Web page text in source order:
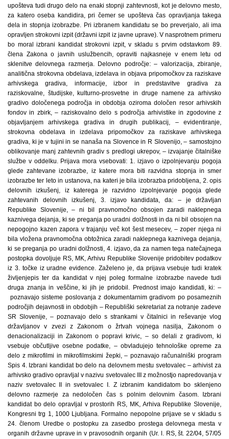
upošteva tudi drugo delo na enaki stopnji zahtevnosti, kot je delovno mesto,
za katero oseba kandidira, pri čemer se upošteva čas opravljanja takega
dela in stopnja izobrazbe. Pri izbranem kandidatu se bo preverjalo, ali ima
opravljen strokovni izpit (državni izpit iz javne uprave). V nasprotnem primeru
bo moral izbrani kandidat strokovni izpit, v skladu s prvim odstavkom 89.
člena Zakona o javnih uslužbencih, opraviti najkasneje v enem letu od
sklenitve delovnega razmerja. Delovno področje: – valorizacija, zbiranje,
analitična strokovna obdelava, izdelava in objava pripomočkov za raziskave
arhivskega gradiva, informacije, izbor in predstavitve gradiva za
raziskovalne, študijske, kulturno-prosvetne in druge namene za arhivsko
gradivo določenega področja in obdobja oziroma določen resor arhivskih
fondov in zbirk, – raziskovalno delo s področja arhivistike in zgodovine z
objavljanjem arhivskega gradiva in drugih publikacij, – evidentiranje,
strokovna obdelava in izdelava pripomočkov za raziskave arhivskega
gradiva, ki je v tujini in se nanaša na Slovence in R Slovenijo, – samostojno
oblikovanje manj zahtevnih gradiv s predlogi ukrepov, – izvajanje čitalniške
službe v oddelku. Prijava mora vsebovati: 1. izjavo o izpolnjevanju pogoja
glede zahtevane izobrazbe, iz katere mora biti razvidna stopnja in smer
izobrazbe ter leto in ustanova, na kateri je bila izobrazba pridobljena, 2. opis
delovnih izkušenj, iz katerega je razvidno izpolnjevanje pogoja glede
zahtevanih delovnih izkušenj, 3. izjavo kandidata, da: – je državljan
Republike Slovenije, – ni bil pravnomočno obsojen zaradi naklepnega
kaznivega dejanja, ki se preganja po uradni dolžnosti in da ni bil obsojen na
nepogojno kazen zapora v trajanju več kot šest mesecev, – zoper njega ni
bila vložena pravnomočna obtožnica zaradi naklepnega kaznivega dejanja,
ki se preganja po uradni dolžnosti, 4. izjavo, da za namen tega natečajnega
postopka dovoljuje RS, MK, Arhivu Republike Slovenije pridobitev podatkov
iz 3. točke iz uradne evidence. Zaželeno je, da prijava vsebuje tudi kratek
življenjepis ter da kandidat v njej poleg formalne izobrazbe navede tudi
druga znanja in veščine, ki jih je pridobil. Prednost imajo kandidati, ki: –
poznavajo sisteme poslovanja z dokumentarnim gradivom po posameznih
področjih dejavnosti in obdobjih – Republiški sekretariat za notranje zadeve
SR Slovenije, – poznavajo delo s strankami v čitalnici in reševanje vlog
državljanov v zvezi z Zakonom o žrtvah vojnega nasilja, Zakonom o
denacionalizaciji in Zakonom o popravi krivic, – so delali z gradivom, ki
vsebuje občutljive osebne podatke, – obvladujejo tehnološke opreme za
delo z mikrofilmi in mikrofilmskimi žepki, – poznavajo računalniški program
Spis 4. Izbrani kandidat bo delo na delovnem mestu svetovalec – arhivist za
arhivsko gradivo opravljal v nazivu svetovalec III z možnostjo napredovanja v
naziv svetovalec II in svetovalec I. Z izbranim kandidatom bo sklenjeno
delovno razmerje za nedoločen čas s polnim delovnim časom. Izbrani
kandidat bo delo opravljal v prostorih RS, MK, Arhiva Republike Slovenije,
Kongresni trg 1, 1000 Ljubljana. Formalno nepopolne prijave se v skladu s
24. členom Uredbe o postopku za zasedbo prostega delovnega mesta v
organih državne uprave in v pravosodnih organih (Ur. l. RS, št. 22/04, 57/05